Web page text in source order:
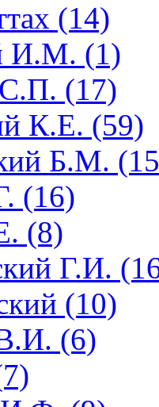
(14)
И.М. (1)
(17)
К.Е. (59)
Б.М.
(16)
(8)
Г.И.
(10)
(6)